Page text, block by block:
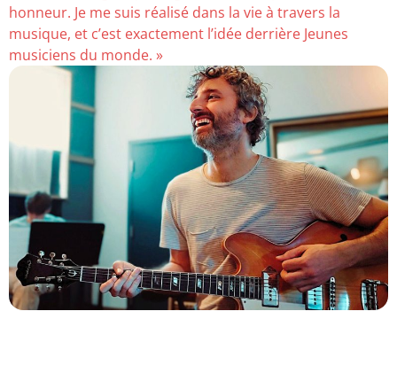
honneur. Je me suis réalisé dans la vie à travers la
musique, et c’est exactement l’idée derrière Jeunes
musiciens du monde. »